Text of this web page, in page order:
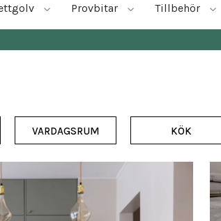
Provbitar Tillbehör
VARDAGSRUM KÖK